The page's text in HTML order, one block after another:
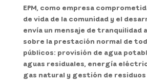
EPM, como empresa
de vida de la comunidad y el
envía un mensaje de tranquilidad
sobre la prestación normal de
públicos: provisión de agua
aguas residuales, energía
gas natural y gestión de residuos